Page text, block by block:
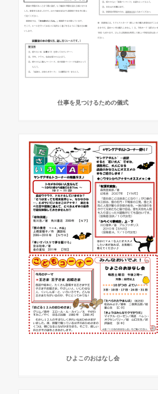
仕事を見つけるための儀式
ひよこのおはなし会